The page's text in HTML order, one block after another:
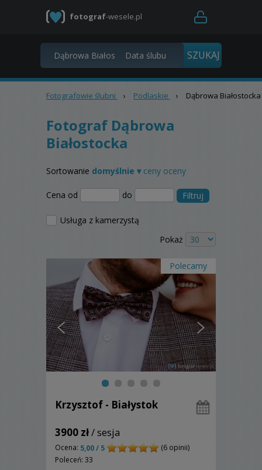
fotograf-wesele.pl
Fotografowie ślubni › Podlaskie › Dąbrowa Białostocka
Fotograf Dąbrowa
Białostocka
Sortowanie domyślnie ▾ ceny oceny
Cena od do Filtruj
Usługa z kamerzystą
Pokaż
Polecamy
Krzysztof - Białystok
3900 zł/ sesja
Ocena: 5,00 / 5
(6 opinii)
Poleceń: 33